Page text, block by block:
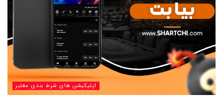
اپلیکیشن های شرط بندی معتبر